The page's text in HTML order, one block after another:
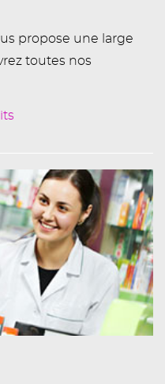
propose une large
toutes nos